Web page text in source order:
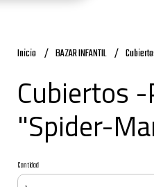
Inicio BAZAR INFANTIL
Cubiertos -
"Spider-
Cantidad